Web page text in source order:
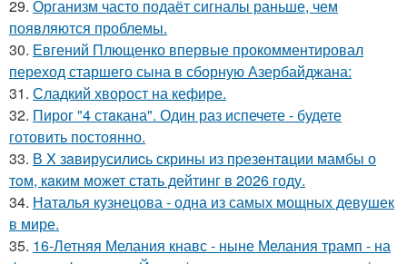
29. Организм часто подаёт сигналы раньше, чем
появляются проблемы.
30. Евгений Плющенко впервые прокомментировал
переход старшего сына в сборную Азербайджана:
31. Сладкий хворост на кефире.
32. Пирог "4 стaкана". Один раз испечете - будете
готовить постоянно.
33. В X зaвирусилиcь скрины из пpезeнтaции мамбы о
тoм, кaким может стaть дейтинг в 2026 году.
34. Наталья кузнецова - одна из самых мощных девушек
в мире.
35. 16-Летняя Мелания кнавс - ныне Мелания трамп - на